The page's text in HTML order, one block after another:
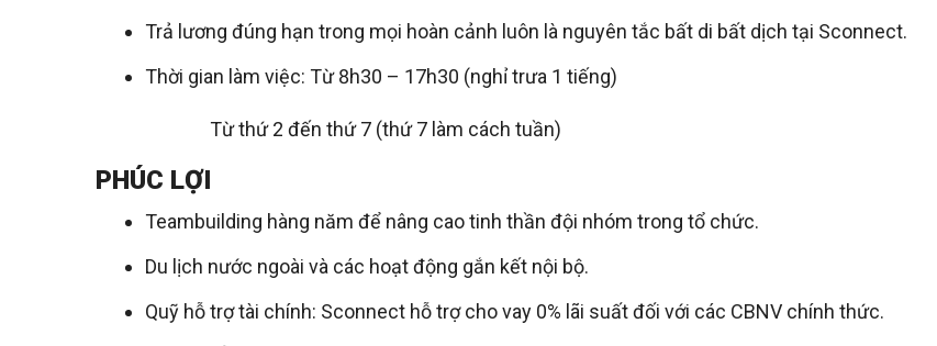
Trả lương đúng hạn trong mọi hoàn cảnh luôn là nguyên tắc bất di bất dịch tại Sconnect.
Thời gian làm việc: Từ 8h30 – 17h30 (nghỉ trưa 1 tiếng)
Từ thứ 2 đến thứ 7 (thứ 7 làm cách tuần)
PHÚC LỢI
Teambuilding hàng năm để nâng cao tinh thần đội nhóm trong tổ chức.
Du lịch nước ngoài và các hoạt động gắn kết nội bộ.
Quỹ hỗ trợ tài chính: Sconnect hỗ trợ cho vay 0% lãi suất đối với các CBNV chính thức.